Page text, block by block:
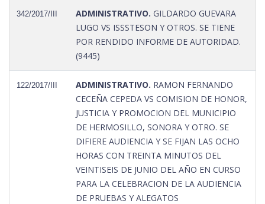
342/2017/III ADMINISTRATIVO. GILDARDO GUEVARA
LUGO VS ISSSTESON Y OTROS. SE TIENE
POR RENDIDO INFORME DE AUTORIDAD.
(9445)
122/2017/III ADMINISTRATIVO. RAMON FERNANDO
CECEÑA CEPEDA VS COMISION DE HONOR,
JUSTICIA Y PROMOCION DEL MUNICIPIO
DE HERMOSILLO, SONORA Y OTRO. SE
DIFIERE AUDIENCIA Y SE FIJAN LAS OCHO
HORAS CON TREINTA MINUTOS DEL
VEINTISEIS DE JUNIO DEL AÑO EN CURSO
PARA LA CELEBRACION DE LA AUDIENCIA
DE PRUEBAS Y ALEGATOS